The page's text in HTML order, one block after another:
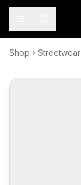
Shop Streetwear